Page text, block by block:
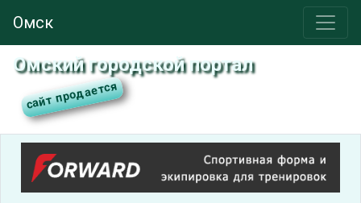
Омск
Омский городской портал